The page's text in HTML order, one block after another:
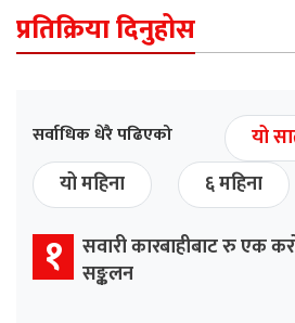
प्रतिक्रिया दिनुहोस
सर्वाधिक धेरै पढिएको
यो
यो महिना
६ महिना
१
सवारी कारबाहीबाट रु एक
सङ्कलन